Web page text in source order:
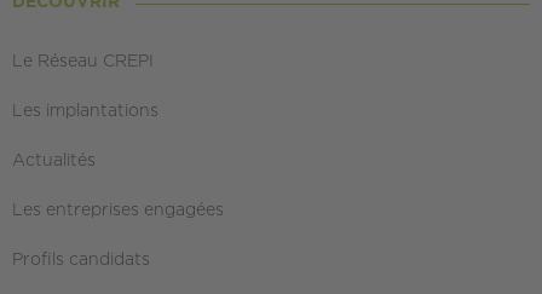
Le Réseau CREPI
Les implantations
Actualités
Les entreprises engagées
Profils candidats